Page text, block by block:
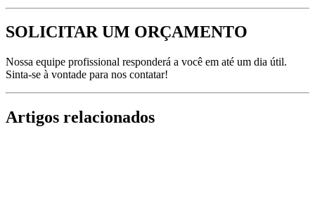
SOLICITAR UM ORÇAMENTO
Nossa equipe profissional responderá a você em até um dia útil.
Sinta-se à vontade para nos contatar!
Artigos relacionados